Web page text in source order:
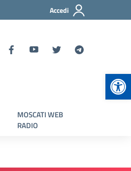
Accedi
MOSCATI WEB
RADIO